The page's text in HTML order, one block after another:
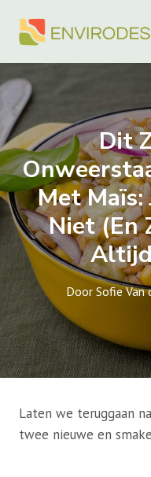
naar
Dit
Met Maïs:
Niet (en
Door Sofie Van
Laten we teruggaan
twee nieuwe en